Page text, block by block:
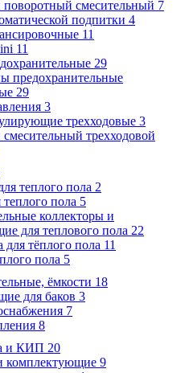
поворотный cмесительный 7
подпитки 4
11
11
29
предохранительные
29
3
трехходовые 3
трехходовой
теплого пола 2
пола 5
коллекторы и
для теплового пола 22
для тёплого пола 11
пола 5
ёмкости 18
для баков 3
7
8
и КИП 20
комплектующие 9